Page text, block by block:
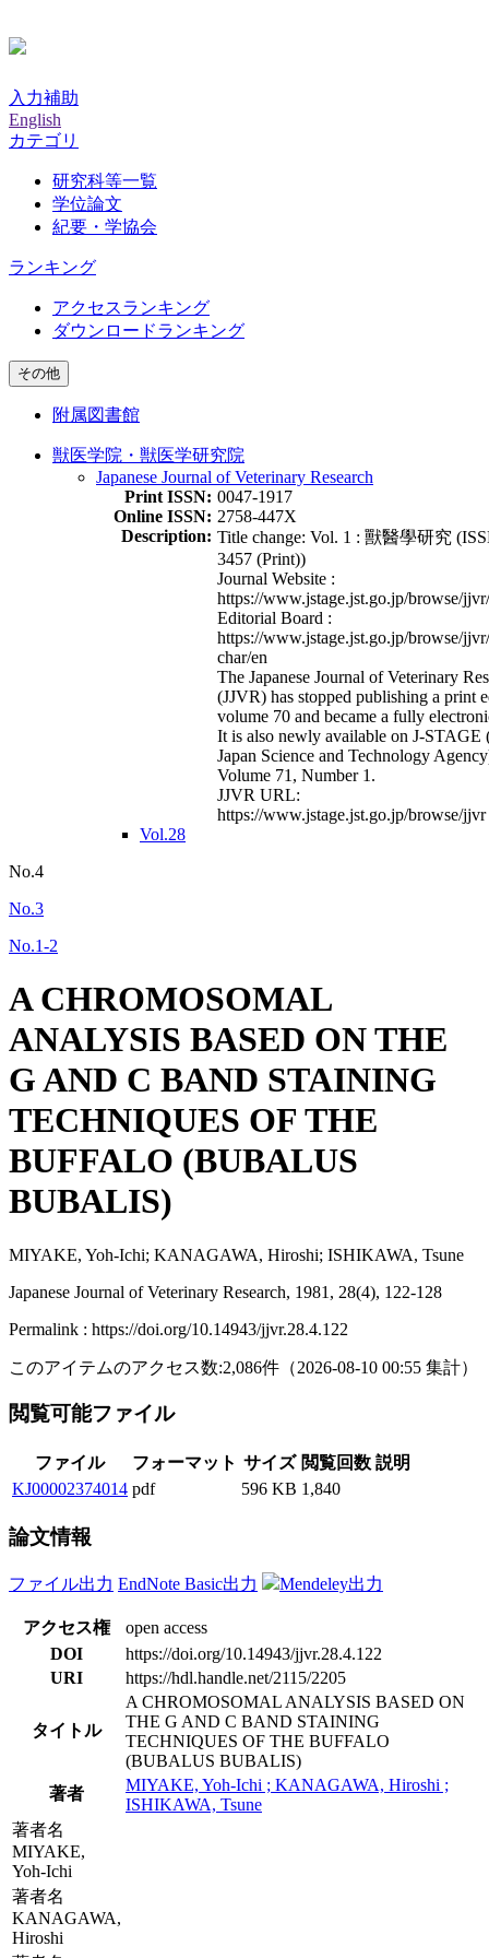
入力補助
English
カテゴリ
研究科等一覧
学位論文
紀要・学協会
ランキング
アクセスランキング
ダウンロードランキング
その他
附属図書館
獣医学院・獣医学研究院
Japanese Journal of Veterinary Research
Print ISSN: 0047-1917
Online ISSN: 2758-447X
Description: Title change: Vol. 1 : 獸醫學研究
3457 (Print))
Journal Website :
https://www.jstage.jst.go.jp/browse/
Editorial Board :
https://www.jstage.jst.go.jp/browse/
char/en
The Japanese Journal of Veterinary
(JJVR) has stopped publishing a print
volume 70 and became a fully
It is also newly available on J-STAGE
Japan Science and Technology
Volume 71, Number 1.
JJVR URL:
https://www.jstage.jst.go.jp/browse/jjvr
Vol.28
No.4
No.3
No.1-2
A CHROMOSOMAL
ANALYSIS BASED ON THE
G AND C BAND STAINING
TECHNIQUES OF THE
BUFFALO (BUBALUS
BUBALIS)
MIYAKE, Yoh-Ichi; KANAGAWA, Hiroshi; ISHIKAWA, Tsune
Japanese Journal of Veterinary Research, 1981, 28(4), 122-128
Permalink : https://doi.org/10.14943/jjvr.28.4.122
このアイテムのアクセス数:2,086件 （2026-08-10 00:55 集計）
閲覧可能ファイル
ファイル フォーマット サイズ 閲覧回数 説明
KJ00002374014 pdf 596 KB 1,840
論文情報
ファイル出力 EndNote Basic出力 Mendeley出力
アクセス権
open access
DOI
https://doi.org/10.14943/jjvr.28.4.122
URI
https://hdl.handle.net/2115/2205
タイトル
A CHROMOSOMAL ANALYSIS BASED ON
THE G AND C BAND STAINING
TECHNIQUES OF THE BUFFALO
(BUBALUS BUBALIS)
著者
MIYAKE, Yoh-Ichi ; KANAGAWA, Hiroshi ;
ISHIKAWA, Tsune
著者名
MIYAKE,
Yoh-Ichi
著者名
KANAGAWA,
Hiroshi